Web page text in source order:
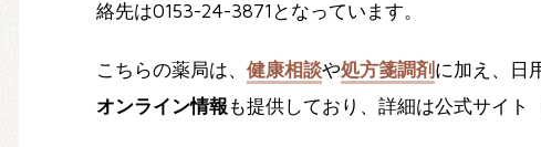
絡先は0153-24-3871となっています。
こちらの薬局は、 健康相談や処方箋調剤 に加え、日
オンライン情報 も提供しており、詳細は公式サイ